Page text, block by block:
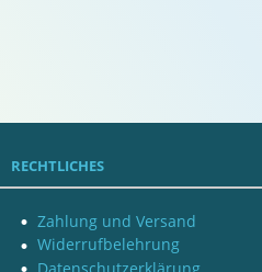
RECHTLICHES
Zahlung und Versand
Widerrufbelehrung
Datenschutzerklärung